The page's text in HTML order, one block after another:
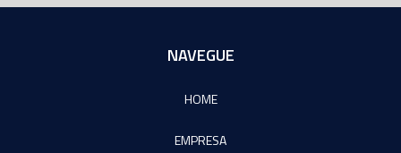
NAVEGUE
HOME
EMPRESA